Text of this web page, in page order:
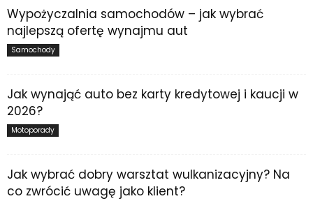
Wypożyczalnia samochodów – jak wybrać
najlepszą ofertę wynajmu aut
Samochody
Jak wynająć auto bez karty kredytowej i kaucji w
2026?
Motoporady
Jak wybrać dobry warsztat wulkanizacyjny? Na
co zwrócić uwagę jako klient?